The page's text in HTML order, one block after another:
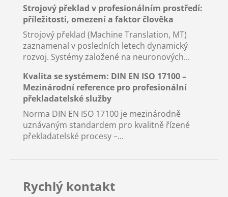
Strojový překlad v profesionálním prostředí:
příležitosti, omezení a faktor člověka
Strojový překlad (Machine Translation, MT)
zaznamenal v posledních letech dynamický
rozvoj. Systémy založené na neuronových...
Kvalita se systémem: DIN EN ISO 17100 –
Mezinárodní reference pro profesionální
překladatelské služby
Norma DIN EN ISO 17100 je mezinárodně
uznávaným standardem pro kvalitně řízené
překladatelské procesy –...
Rychlý kontakt